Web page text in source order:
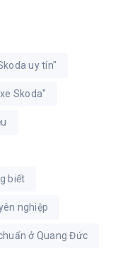
uy tín"
Skoda"
biết
nghiệp
ở Quang Đức